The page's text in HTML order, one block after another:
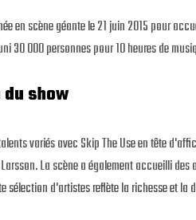
en scène géante le 21 juin 2015 pour
30 000 personnes pour 10 heures de
show
variés avec Skip The Use en tête
La scène a également accueilli
sélection d'artistes reflète la richesse et la